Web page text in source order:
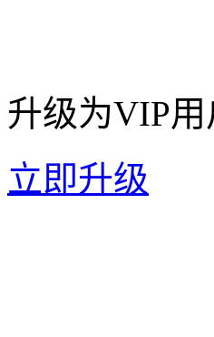
升级为VIP
立即升级